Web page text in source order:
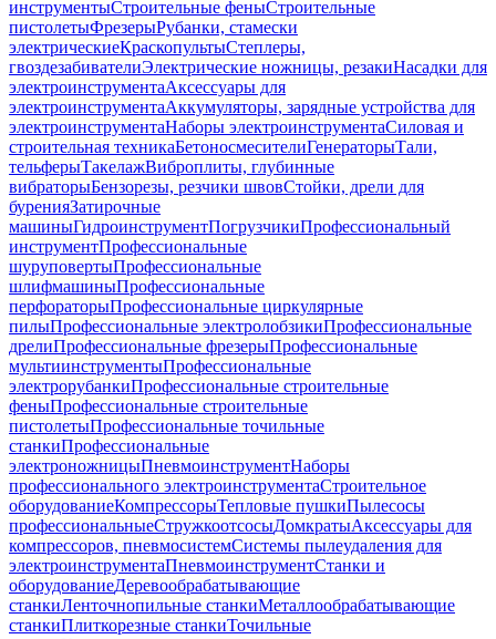
инструментыСтроительные феныСтроительные
пистолетыФрезерыРубанки, стамески
электрическиеКраскопультыСтеплеры,
гвоздезабивателиЭлектрические ножницы, резакиНасадки для
электроинструментаАксессуары для
электроинструментаАккумуляторы, зарядные устройства для
электроинструментаНаборы электроинструментаСиловая и
строительная техникаБетоносмесителиГенераторыТали,
тельферыТакелажВиброплиты, глубинные
вибраторыБензорезы, резчики швовСтойки, дрели для
буренияЗатирочные
машиныГидроинструментПогрузчикиПрофессиональный
инструментПрофессиональные
шуруповертыПрофессиональные
шлифмашиныПрофессиональные
перфораторыПрофессиональные циркулярные
пилыПрофессиональные электролобзикиПрофессиональные
дрелиПрофессиональные фрезерыПрофессиональные
мультиинструментыПрофессиональные
электрорубанкиПрофессиональные строительные
феныПрофессиональные строительные
пистолетыПрофессиональные точильные
станкиПрофессиональные
электроножницыПневмоинструментНаборы
профессионального электроинструментаСтроительное
оборудованиеКомпрессорыТепловые пушкиПылесосы
профессиональныеСтружкоотсосыДомкратыАксессуары для
компрессоров, пневмосистемСистемы пылеудаления для
электроинструментаПневмоинструментСтанки и
оборудованиеДеревообрабатывающие
станкиЛенточнопильные станкиМеталлообрабатывающие
станкиПлиткорезные станкиТочильные